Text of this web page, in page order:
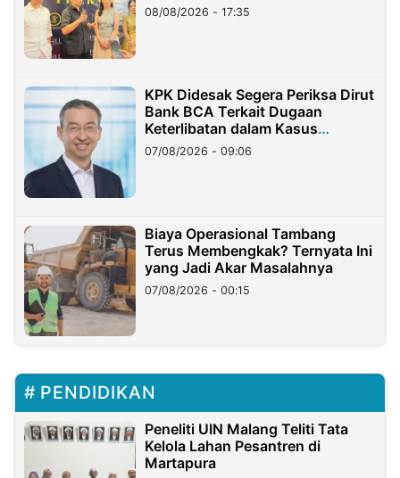
08/08/2026 - 17:35
KPK Didesak Segera Periksa Dirut
Bank BCA Terkait Dugaan
Keterlibatan dalam Kasus
Hilangnya Dana Nasabah Rp2,58
Miliar
07/08/2026 - 09:06
Biaya Operasional Tambang
Terus Membengkak? Ternyata Ini
yang Jadi Akar Masalahnya
07/08/2026 - 00:15
PENDIDIKAN
Peneliti UIN Malang Teliti Tata
Kelola Lahan Pesantren di
Martapura